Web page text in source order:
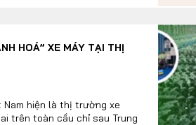
HOÁ” XE MÁY TẠI THỊ
Nam hiện là thị trường xe
trên toàn cầu chỉ sau Trung